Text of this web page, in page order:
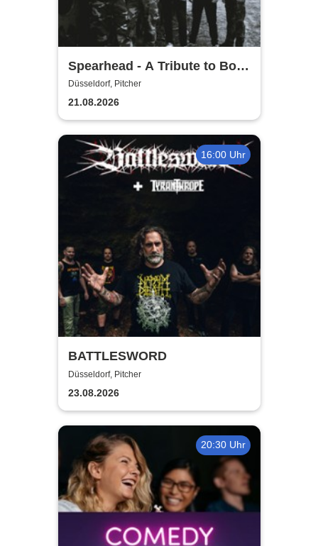
Spearhead - A Tribute to Bolt
Thrower
Düsseldorf, Pitcher
21.08.2026
16:00 Uhr
BATTLESWORD
Düsseldorf, Pitcher
23.08.2026
20:30 Uhr